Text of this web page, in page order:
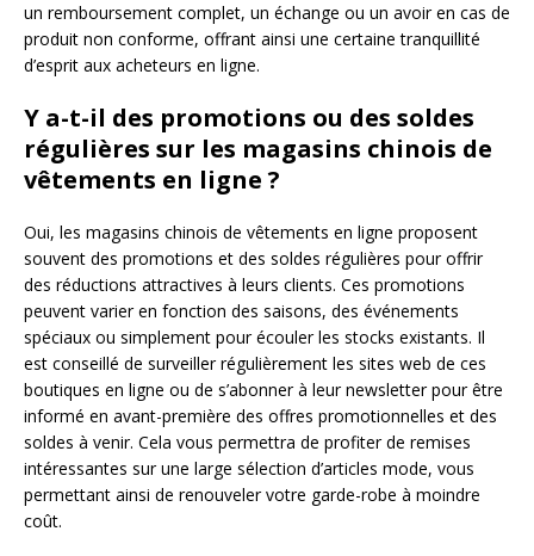
un remboursement complet, un échange ou un avoir en cas de
produit non conforme, offrant ainsi une certaine tranquillité
d’esprit aux acheteurs en ligne.
Y a-t-il des promotions ou des soldes
régulières sur les magasins chinois de
vêtements en ligne ?
Oui, les magasins chinois de vêtements en ligne proposent
souvent des promotions et des soldes régulières pour offrir
des réductions attractives à leurs clients. Ces promotions
peuvent varier en fonction des saisons, des événements
spéciaux ou simplement pour écouler les stocks existants. Il
est conseillé de surveiller régulièrement les sites web de ces
boutiques en ligne ou de s’abonner à leur newsletter pour être
informé en avant-première des offres promotionnelles et des
soldes à venir. Cela vous permettra de profiter de remises
intéressantes sur une large sélection d’articles mode, vous
permettant ainsi de renouveler votre garde-robe à moindre
coût.